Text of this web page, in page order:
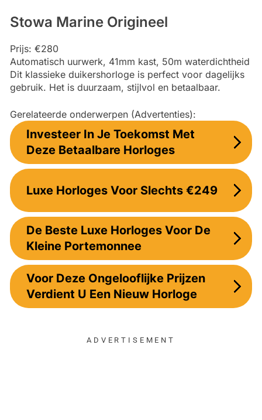
Stowa Marine Origineel
Prijs: €280
Automatisch uurwerk, 41mm kast, 50m waterdichtheid
Dit klassieke duikershorloge is perfect voor dagelijks
gebruik. Het is duurzaam, stijlvol en betaalbaar.
Gerelateerde onderwerpen (Advertenties):
Investeer In Je Toekomst Met
Deze Betaalbare Horloges
Luxe Horloges Voor Slechts €249
De Beste Luxe Horloges Voor De
Kleine Portemonnee
Voor Deze Ongelooflijke Prijzen
Verdient U Een Nieuw Horloge
ADVERTISEMENT